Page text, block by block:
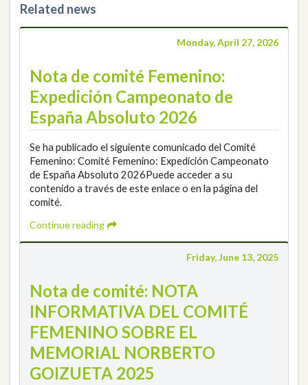
Related news
Monday, April 27, 2026
Nota de comité Femenino:
Expedición Campeonato de
España Absoluto 2026
Se ha publicado el siguiente comunicado del Comité
Femenino: Comité Femenino: Expedición Campeonato
de España Absoluto 2026Puede acceder a su
contenido a través de este enlace o en la página del
comité.
Continue reading
Friday, June 13, 2025
Nota de comité: NOTA
INFORMATIVA DEL COMITÉ
FEMENINO SOBRE EL
MEMORIAL NORBERTO
GOIZUETA 2025